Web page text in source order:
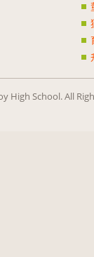
High School. All